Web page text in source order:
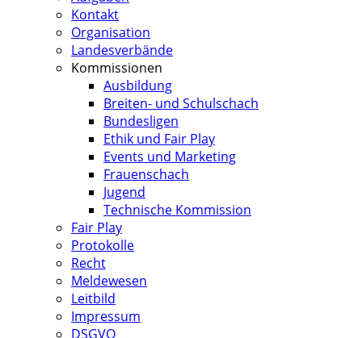
Kontakt
Organisation
Landesverbände
Kommissionen
Ausbildung
Breiten- und Schulschach
Bundesligen
Ethik und Fair Play
Events und Marketing
Frauenschach
Jugend
Technische Kommission
Fair Play
Protokolle
Recht
Meldewesen
Leitbild
Impressum
DSGVO